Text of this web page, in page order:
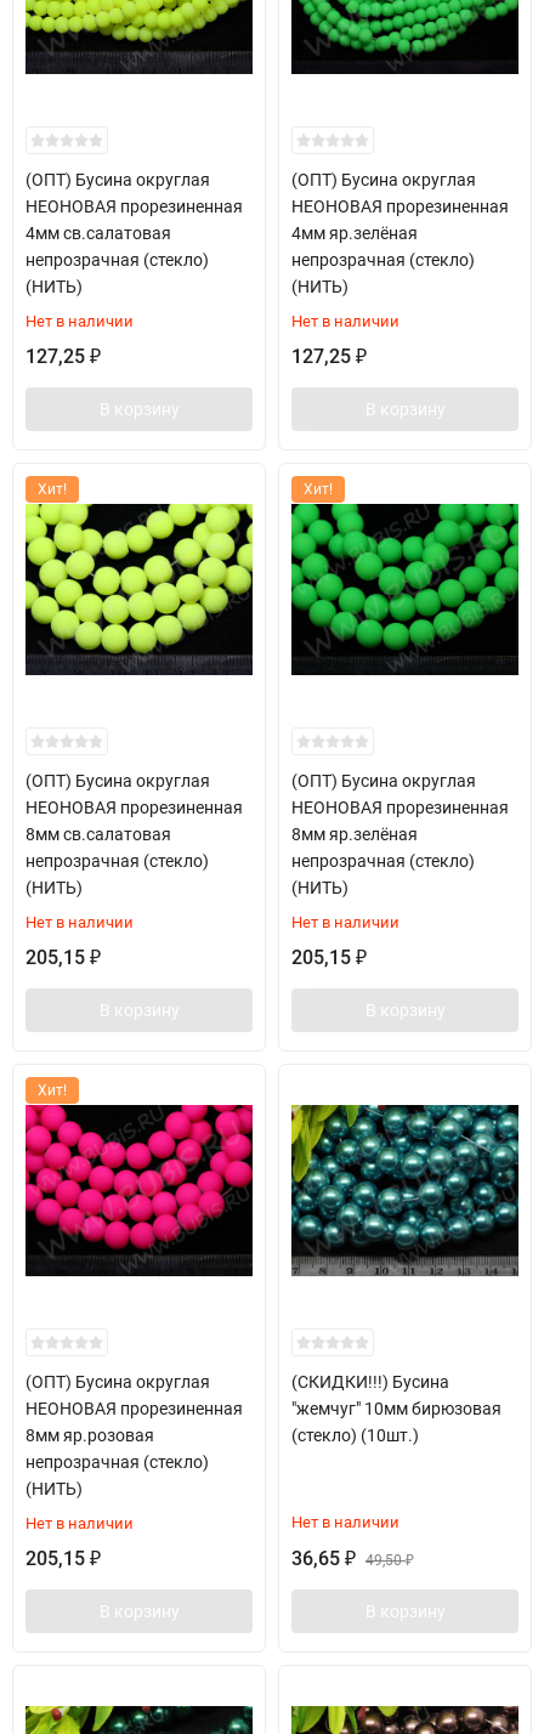
(ОПТ) Бусина округлая
НЕОНОВАЯ прорезиненная
4мм св.салатовая
непрозрачная (стекло)
(НИТЬ)
Нет в наличии
127,25 ₽
В корзину
(ОПТ) Бусина округлая
НЕОНОВАЯ прорезиненная
4мм яр.зелёная
непрозрачная (стекло)
(НИТЬ)
Нет в наличии
127,25 ₽
В корзину
Хит!
(ОПТ) Бусина округлая
НЕОНОВАЯ прорезиненная
8мм св.салатовая
непрозрачная (стекло)
(НИТЬ)
Нет в наличии
205,15 ₽
В корзину
Хит!
(ОПТ) Бусина округлая
НЕОНОВАЯ прорезиненная
8мм яр.зелёная
непрозрачная (стекло)
(НИТЬ)
Нет в наличии
205,15 ₽
В корзину
Хит!
(ОПТ) Бусина округлая
НЕОНОВАЯ прорезиненная
8мм яр.розовая
непрозрачная (стекло)
(НИТЬ)
Нет в наличии
205,15 ₽
В корзину
(СКИДКИ!!!) Бусина
"жемчуг" 10мм бирюзовая
(стекло) (10шт.)
Нет в наличии
36,65 ₽ 49,50₽
В корзину